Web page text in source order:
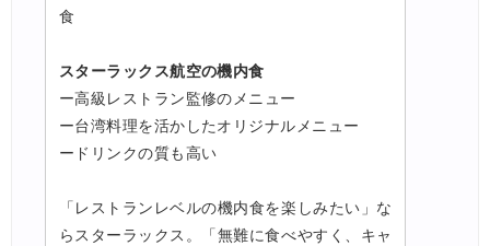
食
スターラックス航空の機内食
ー高級レストラン監修のメニュー
ー台湾料理を活かしたオリジナルメニュー
ードリンクの質も高い
「レストランレベルの機内食を楽しみたい」な
らスターラックス。「無難に食べやすく、キャ